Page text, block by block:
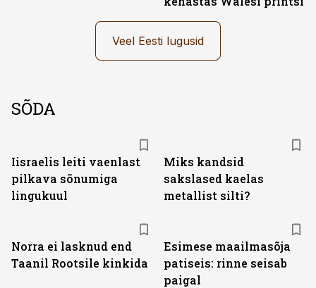
Veel Eesti lugusid
SÕDA
Iisraelis leiti vaenlast
pilkava sõnumiga
lingukuul
Miks kandsid
sakslased kaelas
metallist silti?
Norra ei lasknud end
Taanil Rootsile kinkida
Esimese maailmasõja
patiseis: rinne seisab
paigal